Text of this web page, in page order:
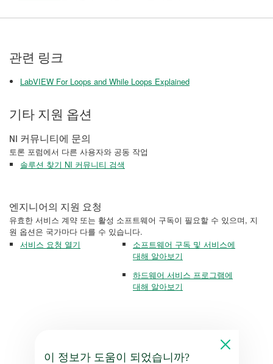
관련 링크
LabVIEW For Loops and While Loops Explained
기타 지원 옵션
NI 커뮤니티에 문의
토론 포럼에서 다른 사용자와 공동 작업
솔루션 찾기 NI 커뮤니티 검색
엔지니어의 지원 요청
유효한 서비스 계약 또는 활성 소프트웨어 구독이 필요할 수 있으며, 지
원 옵션은 국가마다 다를 수 있습니다.
서비스 요청 열기
소프트웨어 구독 및 서비스에
대해 알아보기
하드웨어 서비스 프로그램에
대해 알아보기
이 정보가 도움이 되었습니까?